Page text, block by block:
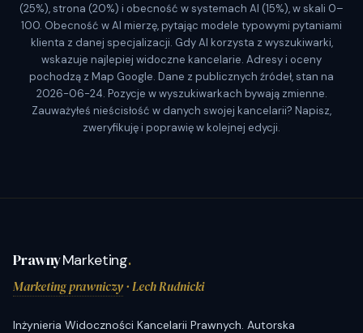
(25%), strona (20%) i obecność w systemach AI (15%), w skali 0–
100. Obecność w AI mierzę, pytając modele typowymi pytaniami
klienta z danej specjalizacji. Gdy AI korzysta z wyszukiwarki,
wskazuje najlepiej widoczne kancelarie. Adresy i oceny
pochodzą z Map Google. Dane z publicznych źródeł, stan na
2026-06-24. Pozycje w wyszukiwarkach bywają zmienne.
Zauważyłeś nieścisłość w danych swojej kancelarii? Napisz,
zweryfikuję i poprawię w kolejnej edycji.
PrawnyMarketing.
Marketing prawniczy· Lech Rudnicki
Inżynieria Widoczności Kancelarii Prawnych. Autorska